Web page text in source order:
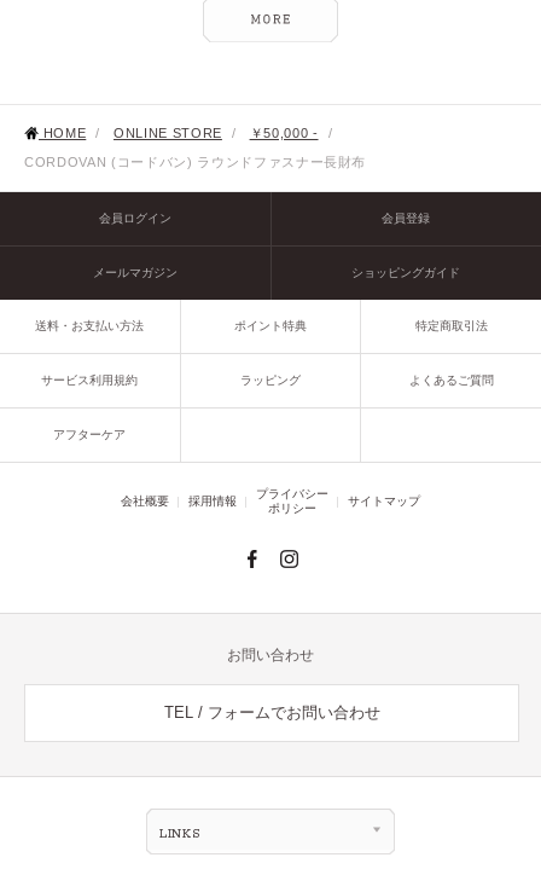
HOME / ONLINE STORE / ￥50,000 -
/
CORDOVAN (コードバン) ラウンドファスナー長財布
会員ログイン 会員登録
メールマガジン ショッピングガイド
送料・お支払い方法 ポイント特典 特定商取引法
サービス利用規約 ラッピング よくあるご質問
アフターケア
会社概要 採用情報
プライバシー
ポリシー
サイトマップ
お問い合わせ
TEL / フォームでお問い合わせ
LINKS